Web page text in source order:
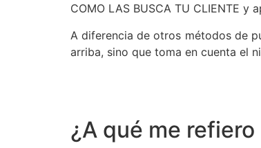
COMO LAS BUSCA TU CLIENTE
A diferencia de otros métodos de
arriba, sino que toma en cuenta el
¿A qué me